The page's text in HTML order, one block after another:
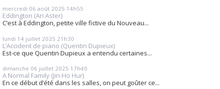
mercredi 06 août 2025 14h55
Eddington (Ari Aster)
C’est à Eddington, petite ville fictive du Nouveau...
lundi 14 juillet 2025 21h30
L’Accident de piano (Quentin Dupieux)
Est-ce que Quentin Dupieux a entendu certaines...
dimanche 06 juillet 2025 17h40
A Normal Family (Jin-Ho Hur)
En ce début d’été dans les salles, on peut goûter ce...